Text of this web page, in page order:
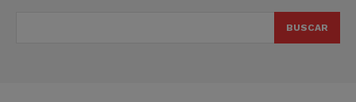
BUSCAR